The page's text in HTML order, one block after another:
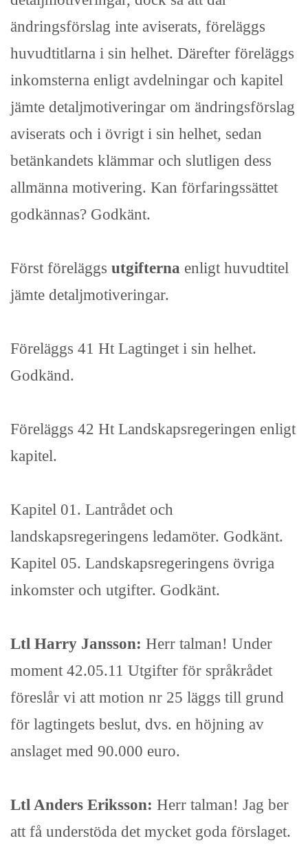
ändringsförslag inte aviserats, föreläggs
huvudtitlarna i sin helhet. Därefter föreläggs
inkomsterna enligt avdelningar och kapitel
jämte detaljmotiveringar om ändringsförslag
aviserats och i övrigt i sin helhet, sedan
betänkandets klämmar och slutligen dess
allmänna motivering. Kan förfaringssättet
godkännas? Godkänt.
Först föreläggs utgifterna enligt huvudtitel
jämte detaljmotiveringar.
Föreläggs 41 Ht Lagtinget i sin helhet.
Godkänd.
Föreläggs 42 Ht Landskapsregeringen enligt
kapitel.
Kapitel 01. Lantrådet och
landskapsregeringens ledamöter. Godkänt.
Kapitel 05. Landskapsregeringens övriga
inkomster och utgifter. Godkänt.
Ltl Harry Jansson: Herr talman! Under
moment 42.05.11 Utgifter för språkrådet
föreslår vi att motion nr 25 läggs till grund
för lagtingets beslut, dvs. en höjning av
anslaget med 90.000 euro.
Ltl Anders Eriksson: Herr talman! Jag ber
att få understöda det mycket goda förslaget.